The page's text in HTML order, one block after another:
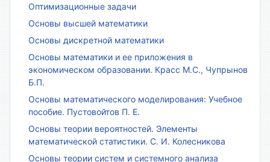
Оптимизационные задачи
Основы высшей математики
Основы дискретной математики
Основы математики и ее приложения в
экономическом образовании. Красс М.С., Чупрынов
Б.П.
Основы математического моделирования: Учебное
пособие. Пустовойтов П. Е.
Основы теории вероятностей. Элементы
математической статистики. С. И. Колесникова
Основы теории систем и системного анализа